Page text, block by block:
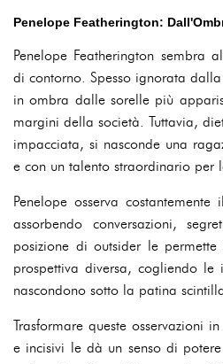
Penelope Featherington:
Penelope Featherington sembra
di contorno. Spesso ignorata
in ombra dalle sorelle più
margini della società. Tuttavia,
impacciata, si nasconde una
e con un talento straordinario per
Penelope osserva
assorbendo conversazioni,
posizione di outsider le
prospettiva diversa, cogliendo
nascondono sotto la patina
Trasformare queste osservazioni
e incisivi le dà un senso di